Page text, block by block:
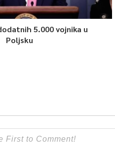
5.000 vojnika u
Poljsku